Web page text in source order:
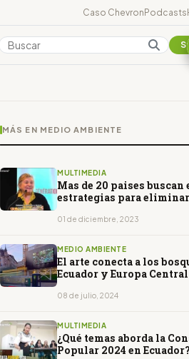
Caso ChevronPodcasts
Colombia
MÁS EN MEDIO AMBIENTE
MULTIMEDIA
Mas de 20 paises buscan
estrategias para
01 de diciembre, 2023
MEDIO AMBIENTE
El arte conecta a los
Ecuador y Europa Central
08 de julio, 2024
MULTIMEDIA
¿Qué temas aborda la
Popular 2024 en Ecuador?